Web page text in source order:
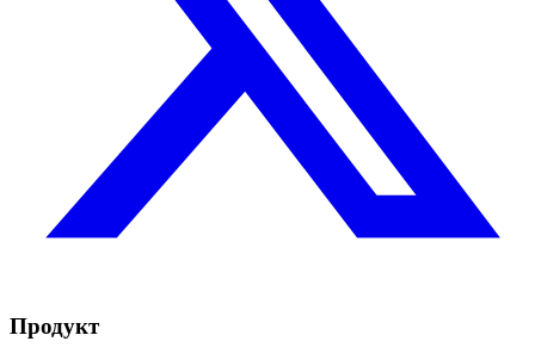
Продукт